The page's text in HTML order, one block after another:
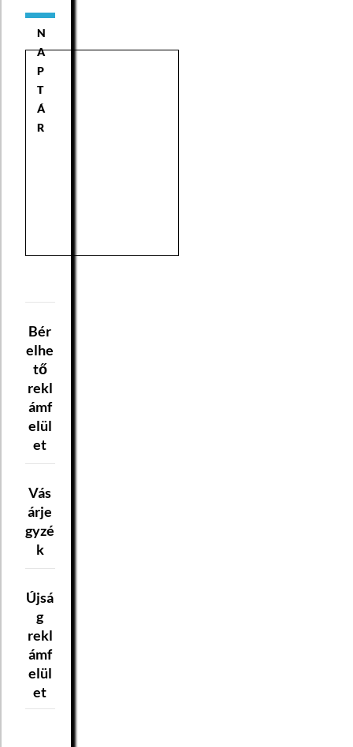
N
A
P
T
Á
R
Bér
elhe
tő
rekl
ámf
elül
et
Vás
árje
gyzé
k
Újsá
g
rekl
ámf
elül
et